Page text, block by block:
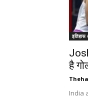
है
India